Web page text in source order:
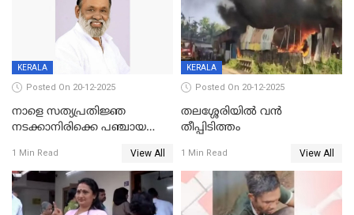
KERALA
Posted On 20-12-2025
നാളെ സത്യപ്രതിജ്ഞ
നടക്കാനിരിക്കെ പഞ്ചായത്ത്
1 Min Read View All
KERALA
Posted On 20-12-2025
തലശ്ശേരിയിൽ വൻ
തീപ്പിടിത്തം
1 Min Read View All